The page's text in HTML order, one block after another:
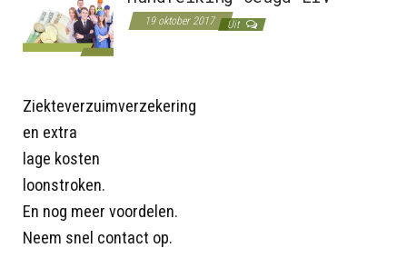
19 oktober 2017 Uit
Ziekteverzuimverzekering
en extra
lage kosten
loonstroken.
En nog meer voordelen.
Neem snel contact op.